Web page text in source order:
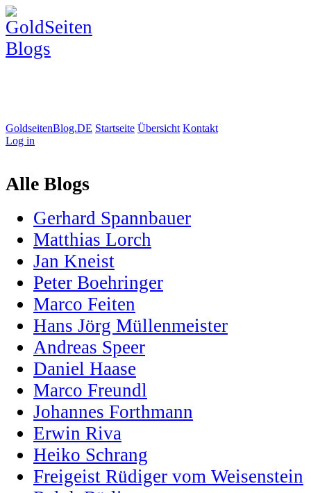
GoldseitenBlog.DE Startseite Übersicht Kontakt
Log in
Alle Blogs
Gerhard Spannbauer
Matthias Lorch
Jan Kneist
Peter Boehringer
Marco Feiten
Hans Jörg Müllenmeister
Andreas Speer
Daniel Haase
Marco Freundl
Johannes Forthmann
Erwin Riva
Heiko Schrang
Freigeist Rüdiger vom Weisenstein